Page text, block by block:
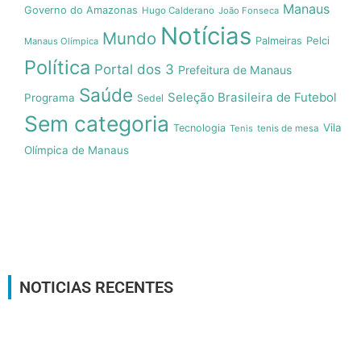
Governo do Amazonas Hugo Calderano João Fonseca Manaus
Manaus Olímpica Mundo Notícias Palmeiras Pelci
Política Portal dos 3 Prefeitura de Manaus
Programa Saúde Sedel Seleção Brasileira de Futebol
Sem categoria Tecnologia Tenis tenis de mesa Vila
Olímpica de Manaus
NOTICIAS RECENTES